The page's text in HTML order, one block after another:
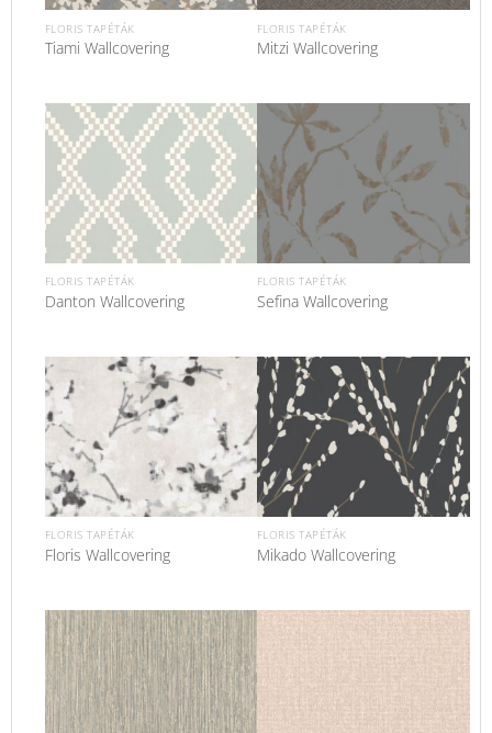
FLORIS TAPÉTÁK
Tiami Wallcovering
FLORIS TAPÉTÁK
Mitzi Wallcovering
FLORIS TAPÉTÁK
Danton Wallcovering
FLORIS TAPÉTÁK
Sefina Wallcovering
FLORIS TAPÉTÁK
Floris Wallcovering
FLORIS TAPÉTÁK
Mikado Wallcovering